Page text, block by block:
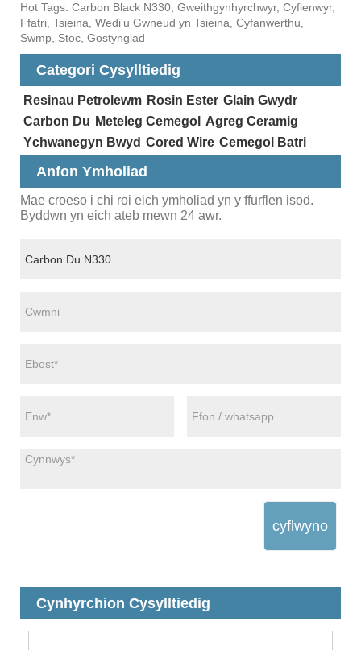
Hot Tags: Carbon Black N330, Gweithgynhyrchwyr, Cyflenwyr,
Ffatri, Tsieina, Wedi'u Gwneud yn Tsieina, Cyfanwerthu,
Swmp, Stoc, Gostyngiad
Categori Cysylltiedig
Resinau Petrolewm Rosin Ester Glain Gwydr
Carbon Du Meteleg Cemegol
Agreg Ceramig
Ychwanegyn Bwyd Cored Wire Cemegol Batri
Anfon Ymholiad
Mae croeso i chi roi eich ymholiad yn y ffurflen isod.
Byddwn yn eich ateb mewn 24 awr.
cyflwyno
Cynhyrchion Cysylltiedig